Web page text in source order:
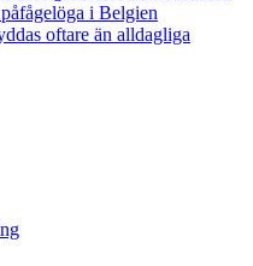
i Belgien
oftare än alldagliga